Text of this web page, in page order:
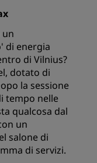
un
di energia
di Vilnius?
dotato di
la sessione
tempo nelle
qualcosa dal
un
salone di
di servizi.